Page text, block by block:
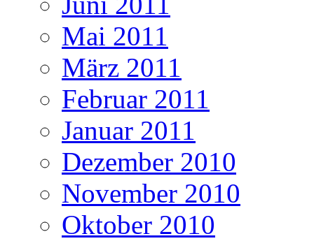
Mai 2011
März 2011
Februar 2011
Januar 2011
Dezember 2010
November 2010
Oktober 2010